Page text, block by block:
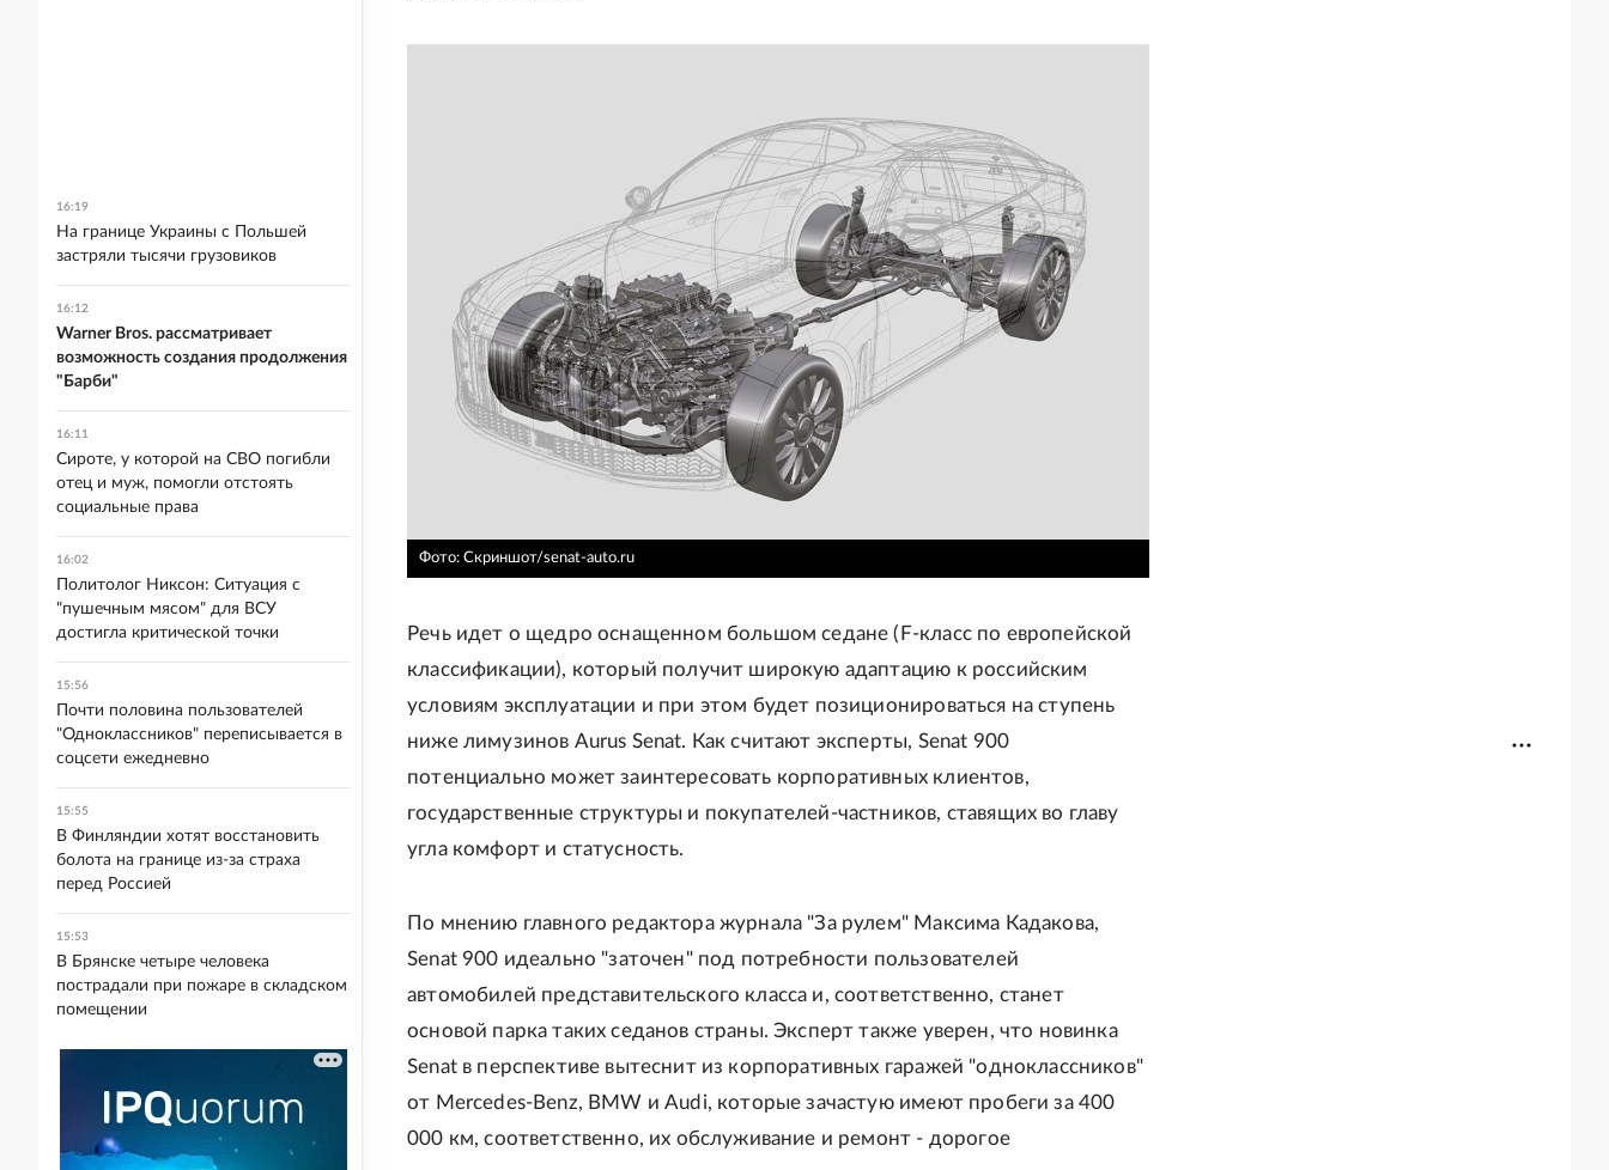
Фото: Скриншот/senat-auto.ru
Речь идет о щедро оснащенном большом седане (F-класс по европейской
классификации), который получит широкую адаптацию к российским
условиям эксплуатации и при этом будет позиционироваться на ступень
ниже лимузинов Aurus Senat. Как считают эксперты, Senat 900
потенциально может заинтересовать корпоративных клиентов,
государственные структуры и покупателей-частников, ставящих во главу
угла комфорт и статусность.
По мнению главного редактора журнала "За рулем" Максима Кадакова,
Senat 900 идеально "заточен" под потребности пользователей
автомобилей представительского класса и, соответственно, станет
основой парка таких седанов страны. Эксперт также уверен, что новинка
Senat в перспективе вытеснит из корпоративных гаражей "одноклассников"
от Mercedes-Benz, BMW и Audi, которые зачастую имеют пробеги за 400
000 км, соответственно, их обслуживание и ремонт - дорогое
16:19
На границе Украины с Польшей
застряли тысячи грузовиков
16:12
Warner Bros. рассматривает
возможность создания продолжения
"Барби"
16:11
Сироте, у которой на СВО погибли
отец и муж, помогли отстоять
социальные права
16:02
Политолог Никсон: Ситуация с
"пушечным мясом" для ВСУ
достигла критической точки
15:56
Почти половина пользователей
"Одноклассников" переписывается в
соцсети ежедневно
15:55
В Финляндии хотят восстановить
болота на границе из-за страха
перед Россией
15:53
В Брянске четыре человека
пострадали при пожаре в складском
помещении